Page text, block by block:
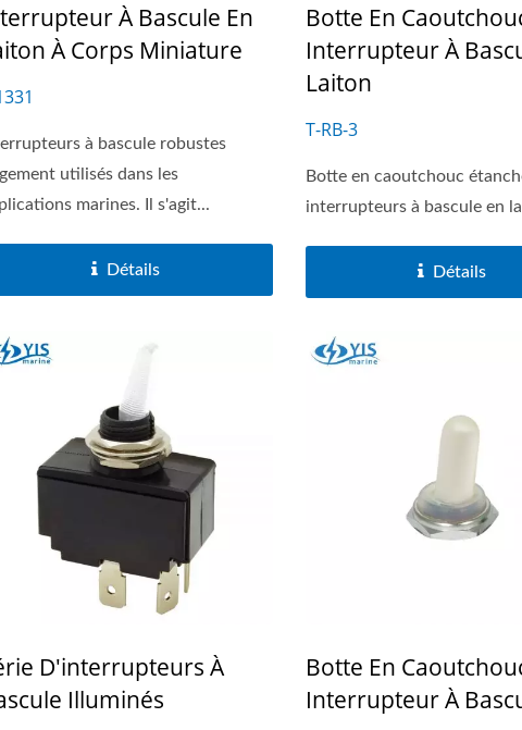
À Bascule En
À Corps Miniature
à bascule robustes
utilisés dans les
marines. Il s'agit...
Détails
Botte En
Interrupteur À
Laiton
T-RB-3
Botte en caoutchouc
interrupteurs à bascule en
Détails
D'interrupteurs À
Illuminés
Botte En
Interrupteur À
Série De Prises De Charge
USB
Principaux De